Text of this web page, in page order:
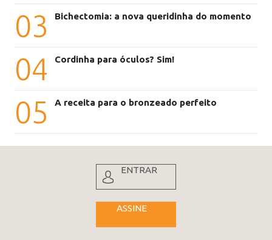
03 Bichectomia: a nova queridinha do momento
04 Cordinha para óculos? Sim!
05 A receita para o bronzeado perfeito
ENTRAR
ASSINE